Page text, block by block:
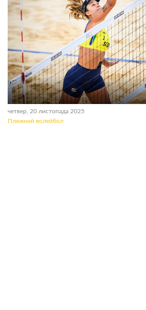
четвер, 20 листопада 2025
Пляжний волейбол